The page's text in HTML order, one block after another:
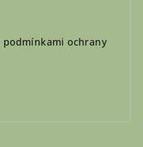
podmínkami ochrany